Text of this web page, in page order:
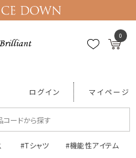
0
ログイン マイページ
#Tシャツ #機能性アイテム